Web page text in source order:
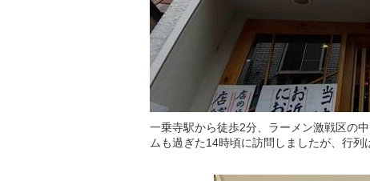
一乗寺駅から徒歩2分、ラーメン激戦区の
ムも過ぎた14時頃に訪問しましたが、行列